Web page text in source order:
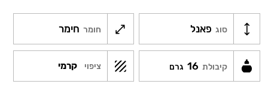
סוג פאנל חומר חימר
קיבולת 16 גרם ציפוי קרמי